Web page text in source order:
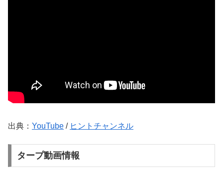
出典： YouTube / ヒントチャンネル
タープ動画情報